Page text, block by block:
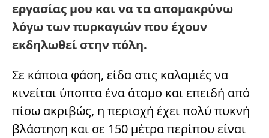
εργασίας μου και να τα απομακρύνω
λόγω των πυρκαγιών που έχουν
εκδηλωθεί στην πόλη.
Σε κάποια φάση, είδα στις καλαμιές να
κινείται ύποπτα ένα άτομο και επειδή από
πίσω ακριβώς, η περιοχή έχει πολύ πυκνή
βλάστηση και σε 150 μέτρα περίπου είναι